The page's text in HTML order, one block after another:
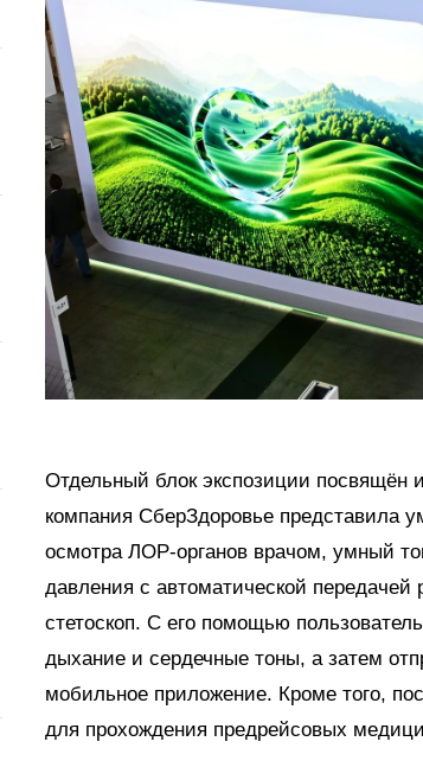
Отдельный блок экспозиции посвящён
компания СберЗдоровье представила
осмотра ЛОР-органов врачом, умный
давления с автоматической передачей
стетоскоп. С его помощью
дыхание и сердечные тоны, а затем
мобильное приложение. Кроме того,
для прохождения предрейсовых